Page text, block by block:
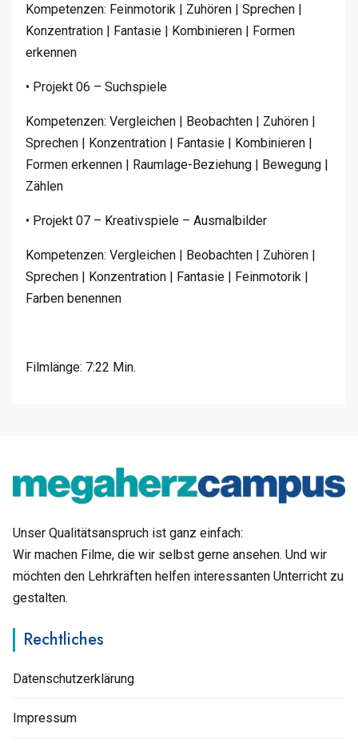
Kompetenzen: Feinmotorik | Zuhören | Sprechen |
Konzentration | Fantasie | Kombinieren | Formen
erkennen
• Projekt 06 – Suchspiele
Kompetenzen: Vergleichen | Beobachten | Zuhören |
Sprechen | Konzentration | Fantasie | Kombinieren |
Formen erkennen | Raumlage-Beziehung | Bewegung |
Zählen
• Projekt 07 – Kreativspiele – Ausmalbilder
Kompetenzen: Vergleichen | Beobachten | Zuhören |
Sprechen | Konzentration | Fantasie | Feinmotorik |
Farben benennen
Filmlänge: 7:22 Min.
Unser Qualitätsanspruch ist ganz einfach:
Wir machen Filme, die wir selbst gerne ansehen. Und wir
möchten den Lehrkräften helfen interessanten Unterricht zu
gestalten.
Rechtliches
Datenschutzerklärung
Impressum